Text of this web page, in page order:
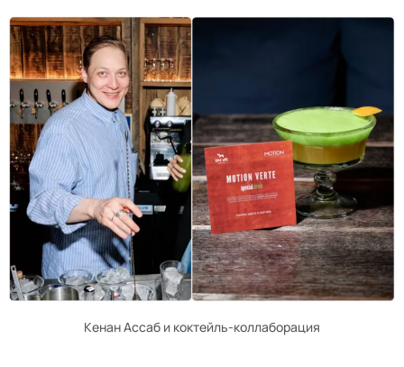
Кенан Ассаб и коктейль-коллаборация